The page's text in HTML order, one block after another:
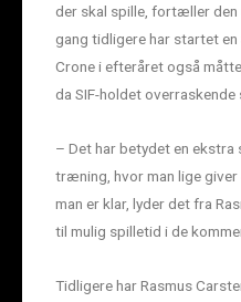
der skal spille, fortæller den
gang tidligere har startet en
Crone i efteråret også
da SIF-holdet overraskende
– Det har betydet en ekstra
træning, hvor man lige
man er klar, lyder det fra
til mulig spilletid i de
Tidligere har Rasmus